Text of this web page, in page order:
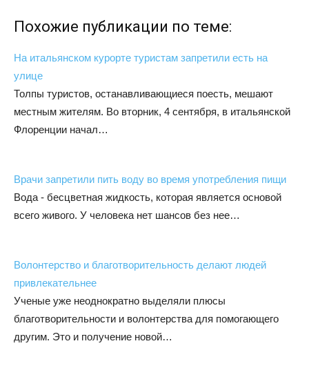
Похожие публикации по теме:
На итальянском курорте туристам запретили есть на
улице
Толпы туристов, останавливающиеся поесть, мешают
местным жителям. Во вторник, 4 сентября, в итальянской
Флоренции начал…
Врачи запретили пить воду во время употребления пищи
Вода - бесцветная жидкость, которая является основой
всего живого. У человека нет шансов без нее…
Волонтерство и благотворительность делают людей
привлекательнее
Ученые уже неоднократно выделяли плюсы
благотворительности и волонтерства для помогающего
другим. Это и получение новой…